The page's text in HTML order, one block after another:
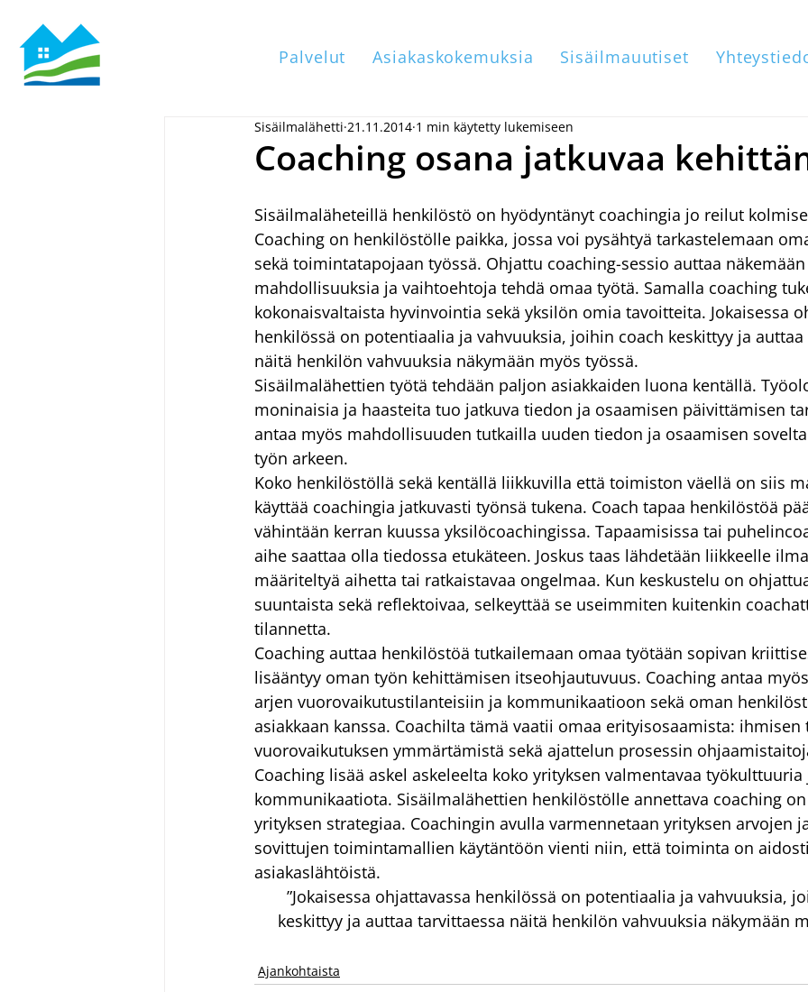
Palvelut Asiakaskokemuksia Sisäilmauutiset
Coaching osana jatkuvaa
Sisäilmalähetti 21.11.2014 1 min käytetty lukemiseen
Sisäilmaläheteillä henkilöstö on hyödyntänyt coachingia jo reilut
Coaching on henkilöstölle paikka, jossa voi pysähtyä tarkastelemaan
sekä toimintatapojaan työssä. Ohjattu coaching-sessio auttaa
mahdollisuuksia ja vaihtoehtoja tehdä omaa työtä. Samalla coaching
kokonaisvaltaista hyvinvointia sekä yksilön omia tavoitteita. Jokaisessa
henkilössä on potentiaalia ja vahvuuksia, joihin coach keskittyy ja auttaa
näitä henkilön vahvuuksia näkymään myös työssä.
Sisäilmalähettien työtä tehdään paljon asiakkaiden luona kentällä.
moninaisia ja haasteita tuo jatkuva tiedon ja osaamisen päivittämisen
antaa myös mahdollisuuden tutkailla uuden tiedon ja osaamisen
työn arkeen.
Koko henkilöstöllä sekä kentällä liikkuvilla että toimiston väellä on siis
käyttää coachingia jatkuvasti työnsä tukena. Coach tapaa henkilöstöä
vähintään kerran kuussa yksilöcoachingissa. Tapaamisissa tai
aihe saattaa olla tiedossa etukäteen. Joskus taas lähdetään liikkeelle
määriteltyä aihetta tai ratkaistavaa ongelmaa. Kun keskustelu on
suuntaista sekä reflektoivaa, selkeyttää se useimmiten kuitenkin
tilannetta.
Coaching auttaa henkilöstöä tutkailemaan omaa työtään sopivan
lisääntyy oman työn kehittämisen itseohjautuvuus. Coaching antaa
arjen vuorovaikutustilanteisiin ja kommunikaatioon sekä oman
asiakkaan kanssa. Coachilta tämä vaatii omaa erityisosaamista:
vuorovaikutuksen ymmärtämistä sekä ajattelun prosessin
Coaching lisää askel askeleelta koko yrityksen valmentavaa työkulttuuria
kommunikaatiota. Sisäilmalähettien henkilöstölle annettava coaching
yrityksen strategiaa. Coachingin avulla varmennetaan yrityksen arvojen
sovittujen toimintamallien käytäntöön vienti niin, että toiminta on aidosti
asiakaslähtöistä.
”Jokaisessa ohjattavassa henkilössä on potentiaalia ja vahvuuksia,
keskittyy ja auttaa tarvittaessa näitä henkilön vahvuuksia näkymään
Ajankohtaista